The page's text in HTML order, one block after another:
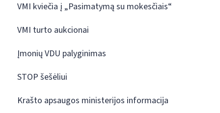
VMI kviečia į „Pasimatymą su mokesčiais“
VMI turto aukcionai
Įmonių VDU palyginimas
STOP šešėliui
Krašto apsaugos ministerijos informacija